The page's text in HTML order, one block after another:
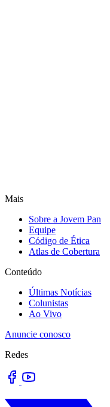
Mais
Sobre a Jovem Pan
Equipe
Código de Ética
Atlas de Cobertura
Conteúdo
Últimas Notícias
Colunistas
Ao Vivo
Anuncie conosco
Redes